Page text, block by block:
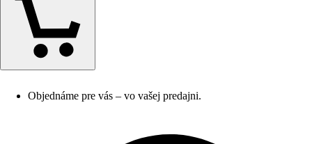
Objednáme pre vás – vo vašej predajni.